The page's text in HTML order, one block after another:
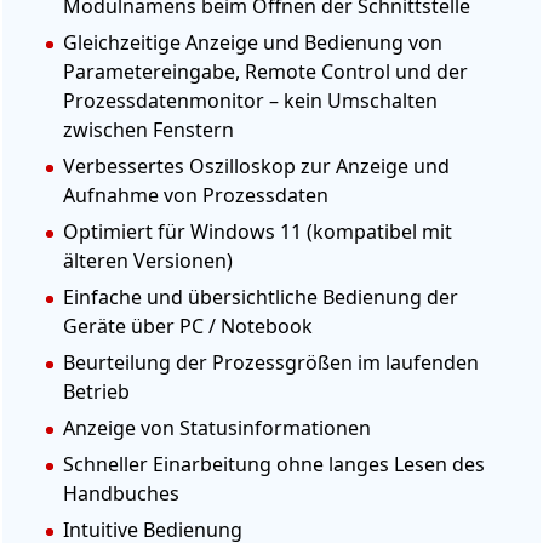
Modulnamens beim Öffnen der Schnittstelle
Gleichzeitige Anzeige und Bedienung von
Parametereingabe, Remote Control und der
Prozessdatenmonitor – kein Umschalten
zwischen Fenstern
Verbessertes Oszilloskop zur Anzeige und
Aufnahme von Prozessdaten
Optimiert für Windows 11 (kompatibel mit
älteren Versionen)
Einfache und übersichtliche Bedienung der
Geräte über PC / Notebook
Beurteilung der Prozessgrößen im laufenden
Betrieb
Anzeige von Statusinformationen
Schneller Einarbeitung ohne langes Lesen des
Handbuches
Intuitive Bedienung